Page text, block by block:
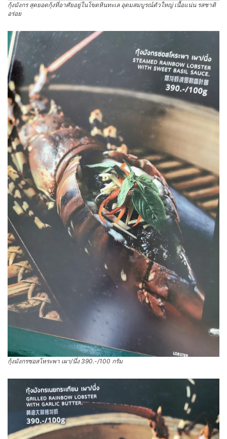
กุ้งมังกร สุดยอดกุ้งที่อาศัยอยู่ในโขดหินทะเล อุดมสมบูรณ์ตัวใหญ่ เนื้อแน่น รสชาติ
อร่อย
กุ้งมังกรซอสโหระพา เผา/นึ่ง 390.-/100 กรัม